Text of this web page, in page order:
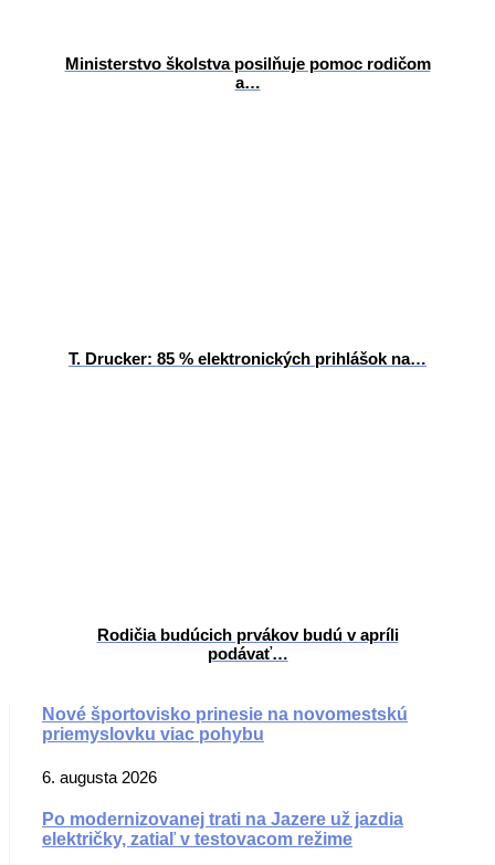
Ministerstvo školstva posilňuje pomoc rodičom
a…
T. Drucker: 85 % elektronických prihlášok na…
Rodičia budúcich prvákov budú v apríli
podávať…
Nové športovisko prinesie na novomestskú
priemyslovku viac pohybu
6. augusta 2026
Po modernizovanej trati na Jazere už jazdia
električky, zatiaľ v testovacom režime